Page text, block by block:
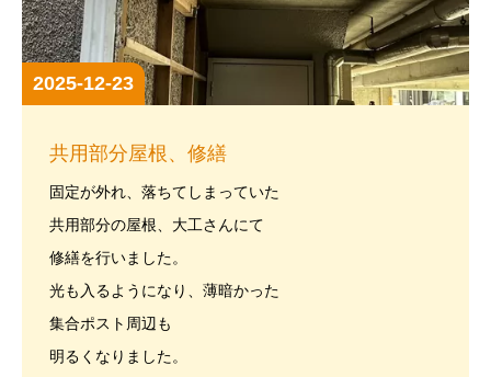
2025-12-23
共用部分屋根、修繕
固定が外れ、落ちてしまっていた
共用部分の屋根、大工さんにて
修繕を行いました。
光も入るようになり、薄暗かった
集合ポスト周辺も
明るくなりました。